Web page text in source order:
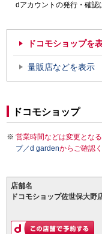
dアカウントの発行・確認
ドコモショップを
量販店などを表示
ドコモショップ
営業時間などは変更とな
プ／d gardenからご確認く
店舗名
ドコモショップ佐世保大野